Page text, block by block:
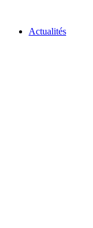
Actualités